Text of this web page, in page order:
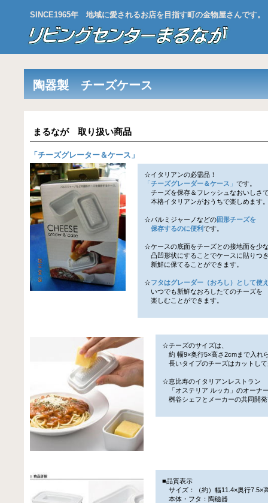
SINCE1965年 地域に愛されるお店を目指す町の金物屋さんです。
陶器製 チーズケース
まるなが 取り扱い商品
「 チーズグレーター＆ケース 」
☆イタリアンの必需品！
「チーズグレーダー＆ケース 」です。
チーズを保存＆フレッシュなおいしさ
本格イタリアンがおうちで楽しめます
☆パルミジャーノなどの固形チーズを
保存するのに便利です。
☆ケースの底面をチーズとの接地面を少
凸凹形状にすることでケースに貼りつ
新鮮に保てることができます。
☆フタはグレーダー（おろし）として使
いつでも新鮮なおろしたてのチーズを
楽しむことができます。
☆チーズのサイズは、
約 幅9×奥行5×高さ2cmまで入れ
長いタイプのチーズはカットし
☆恵比寿のイタリアンレストラン
「オステリア ルッカ」のオーナ
桝谷シェフとメーカーの共同開
■品質表示
サイズ：（約）幅11.4×奥行7.5×
本体・フタ：陶磁器